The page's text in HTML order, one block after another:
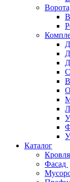
Каталог
Кровля
Фасад